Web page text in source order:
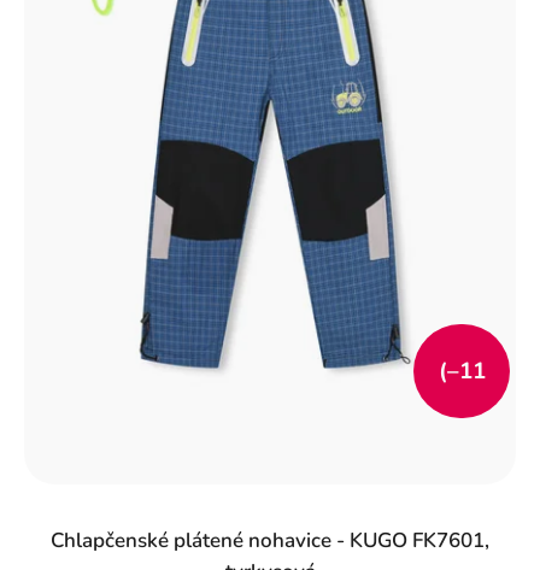
Chlapčenské plátené nohavice - KUGO FK7601,
(–11